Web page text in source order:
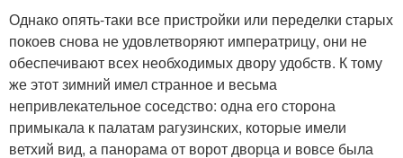
Однако опять-таки все пристройки или переделки старых
покоев снова не удовлетворяют императрицу, они не
обеспечивают всех необходимых двору удобств. К тому
же этот зимний имел странное и весьма
непривлекательное соседство: одна его сторона
примыкала к палатам рагузинских, которые имели
ветхий вид, а панорама от ворот дворца и вовсе была